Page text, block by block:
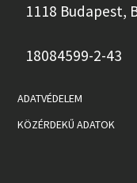
1118 Budapest,
18084599-2-43
ADATVÉDELEM
KÖZÉRDEKŰ ADATOK